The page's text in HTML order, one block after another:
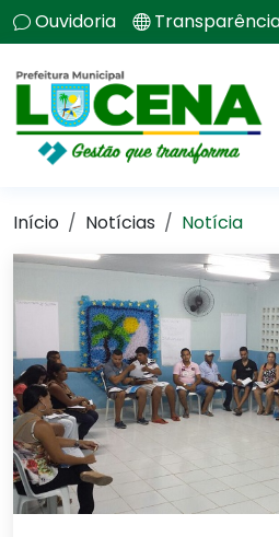
Ouvidoria
Início Notícias Notícia